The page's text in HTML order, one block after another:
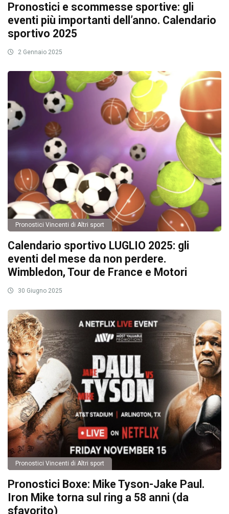
Pronostici e scommesse sportive: gli
eventi più importanti dell’anno. Calendario
sportivo 2025
2 Gennaio 2025
Pronostici Vincenti di Altri sport
Calendario sportivo LUGLIO 2025: gli
eventi del mese da non perdere.
Wimbledon, Tour de France e Motori
30 Giugno 2025
Pronostici Vincenti di Altri sport
Pronostici Boxe: Mike Tyson-Jake Paul.
Iron Mike torna sul ring a 58 anni (da
sfavorito)